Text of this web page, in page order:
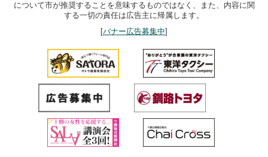
について市が推奨することを意味するものではなく、また、内容に関
する一切の責任は広告主に帰属します。
[バナー広告募集中]